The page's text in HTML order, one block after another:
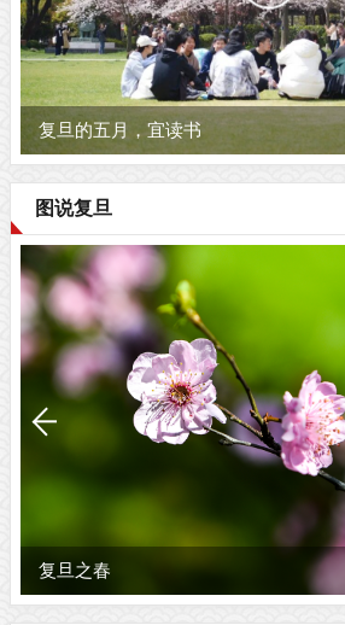
复旦的五月，宜读书
图说复旦
复旦之春